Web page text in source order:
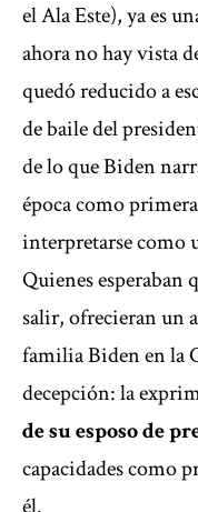
el Ala Este), ya es
ahora no hay vista
quedó reducido a
de baile del
de lo que Biden
época como
interpretarse como
Quienes esperaban
salir, ofrecieran un
familia Biden en la
decepción: la
de su esposo de
capacidades como